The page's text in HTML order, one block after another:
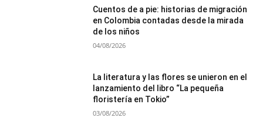
Cuentos de a pie: historias de migración
en Colombia contadas desde la mirada
de los niños
04/08/2026
La literatura y las flores se unieron en el
lanzamiento del libro “La pequeña
floristería en Tokio”
03/08/2026